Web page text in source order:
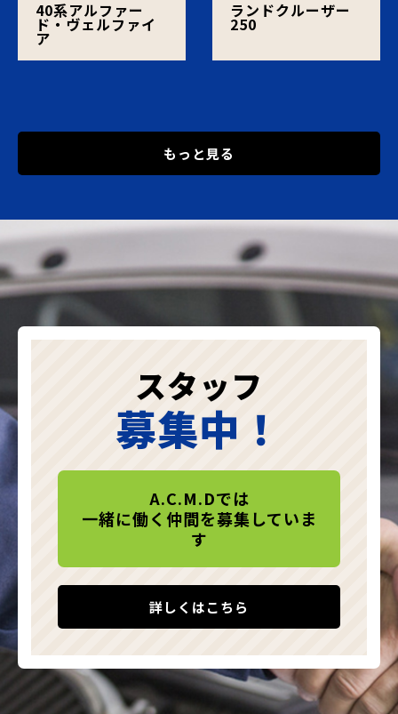
40系アルファー
ド・ヴェルファイ
ア
ランドクルーザー
250
もっと見る
スタッフ
募集中！
A.C.M.Dでは
一緒に働く仲間を募集していま
す
詳しくはこちら